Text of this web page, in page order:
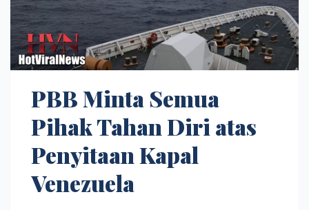
PBB Minta Semua
Pihak Tahan Diri atas
Penyitaan Kapal
Venezuela